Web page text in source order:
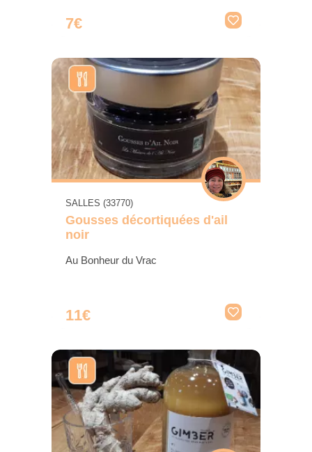
7€
SALLES (33770)
Gousses décortiquées d'ail
noir
Au Bonheur du Vrac
11€